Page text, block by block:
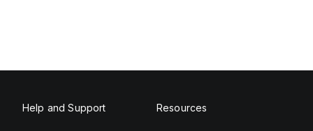
Help and Support Resources